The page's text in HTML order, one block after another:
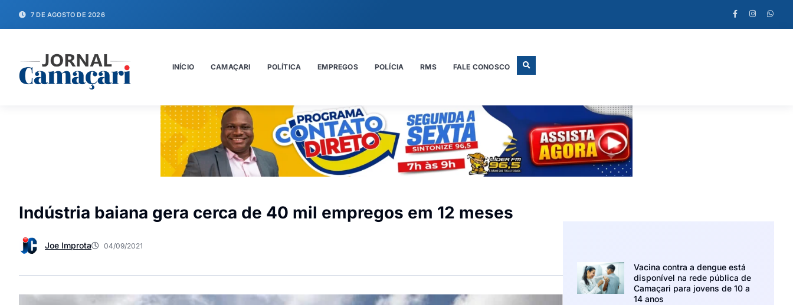
7 DE AGOSTO DE 2026
INÍCIO CAMAÇARI POLÍTICA EMPREGOS POLÍCIA RMS FALE CONOSCO
Indústria baiana gera cerca de 40 mil empregos em 12 meses
Joe Improta 04/09/2021
Vacina contra a dengue está
disponível na rede pública de
Camaçari para jovens de 10 a
14 anos